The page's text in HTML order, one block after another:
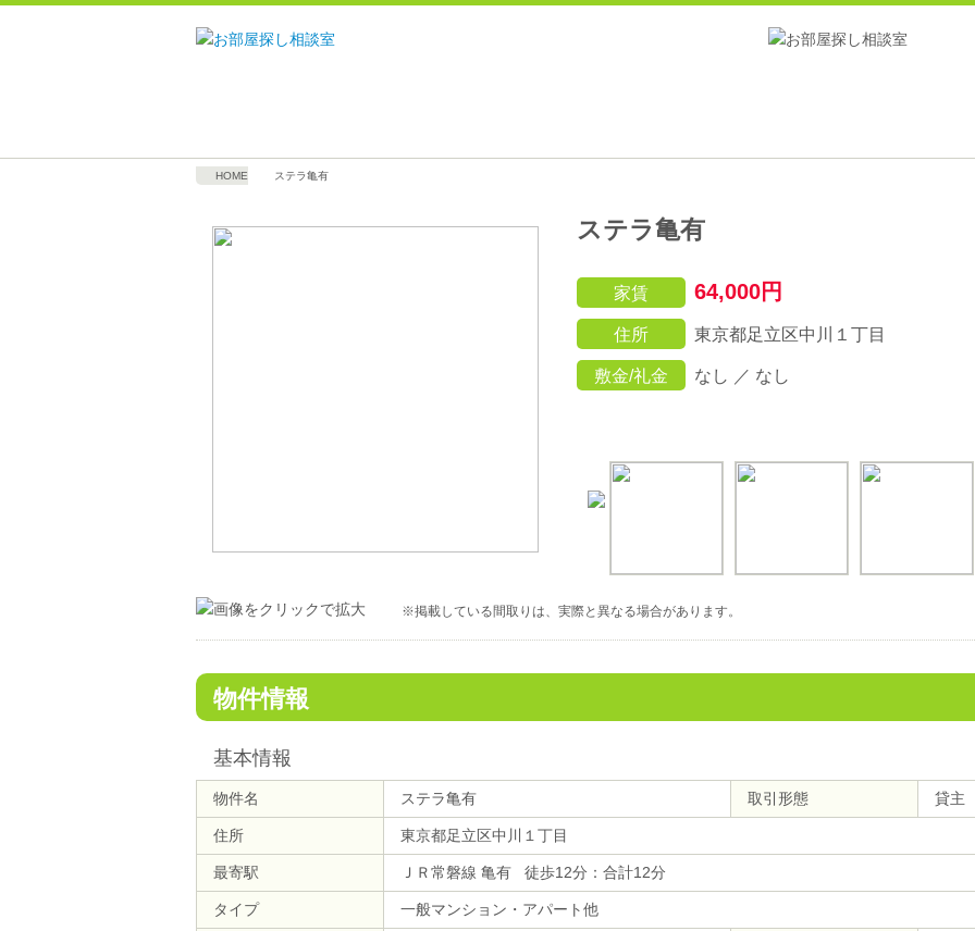
HOME ステラ亀有
ステラ亀有
家賃 64,000円
住所 東京都足立区中川１丁目
敷金/礼金 なし ／ なし
※掲載している間取りは、実際と異なる場合があります。
物件情報
基本情報
物件名 ステラ亀有 取引形態 貸主
住所 東京都足立区中川１丁目
最寄駅 ＪＲ常磐線 亀有 徒歩12分：合計12分
タイプ 一般マンション・アパート他